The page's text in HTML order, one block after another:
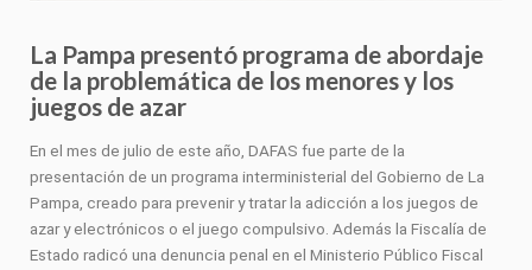
La Pampa presentó programa de abordaje
de la problemática de los menores y los
juegos de azar
En el mes de julio de este año, DAFAS fue parte de la
presentación de un programa interministerial del Gobierno de La
Pampa, creado para prevenir y tratar la adicción a los juegos de
azar y electrónicos o el juego compulsivo. Además la Fiscalía de
Estado radicó una denuncia penal en el Ministerio Público Fiscal